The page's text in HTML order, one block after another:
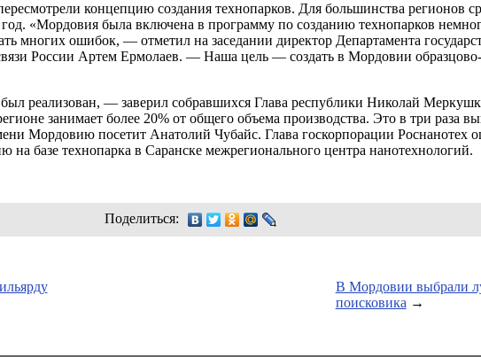
концепцию создания технопарков. Для большинства регионов
«Мордовия была включена в программу по созданию технопарков
многих ошибок, — отметил на заседании директор Департамента
России Артем Ермолаев. — Наша цель — создать в Мордовии образцово-
реализован, — заверил собравшихся Глава республики Николай
занимает более 20% от общего объема производства. Это в три раза
Мордовию посетит Анатолий Чубайс. Глава госкорпорации Роснанотех
на базе технопарка в Саранске межрегионального центра нанотехнологий.
Поделиться:
В Мордовии выбрали
поисковика →